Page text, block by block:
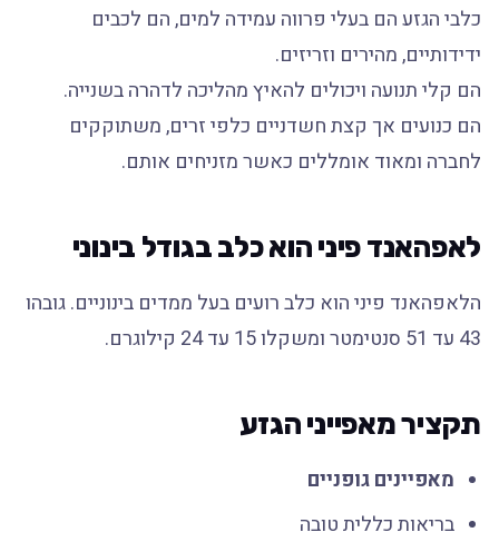
כלבי הגזע הם בעלי פרווה עמידה למים, הם לכבים
ידידותיים, מהירים וזריזים.
הם קלי תנועה ויכולים להאיץ מהליכה לדהרה בשנייה.
הם כנועים אך קצת חשדניים כלפי זרים, משתוקקים
לחברה ומאוד אומללים כאשר מזניחים אותם.
לאפהאנד פיני הוא כלב בגודל בינוני
הלאפהאנד פיני הוא כלב רועים בעל ממדים בינוניים. גובהו
43 עד 51 סנטימטר ומשקלו 15 עד 24 קילוגרם.
תקציר מאפייני הגזע
מאפיינים גופניים
בריאות כללית טובה